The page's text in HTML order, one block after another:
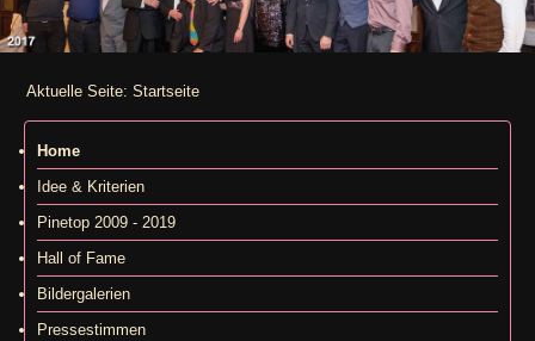
Aktuelle Seite: Startseite
Home
Idee & Kriterien
Pinetop 2009 - 2019
Hall of Fame
Bildergalerien
Pressestimmen